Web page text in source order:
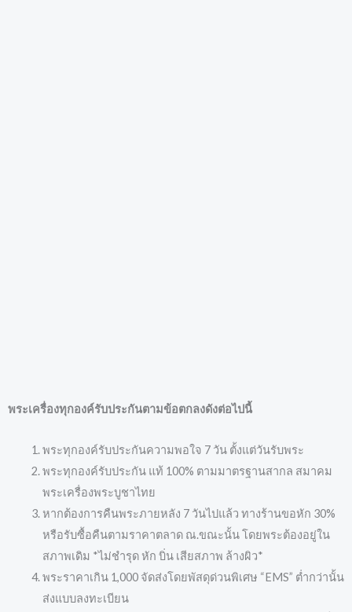
พระเครื่องทุกองค์รับประกันตามข้อตกลงดังต่อไปนี้
พระทุกองค์รับประกันความพอใจ 7 วัน ตั้งแต่วันรับพระ
พระทุกองค์รับประกัน แท้ 100% ตามมาตรฐานสากล สมาคม
พระเครื่องพระบูชาไทย
หากต้องการคืนพระภายหลัง 7 วันไปแล้ว ทางร้านขอหัก 30%
หรือรับซื้อคืนตามราคาตลาด ณ.ขณะนั้น โดยพระต้องอยู่ใน
สภาพเดิม *ไม่ชำรุด หัก บิ่น เสียสภาพ ล้างผิว*
พระราคาเกิน 1,000 จัดส่งโดยพัสดุด่วนพิเศษ “EMS” ต่ำกว่านั้น
ส่งแบบลงทะเบียน